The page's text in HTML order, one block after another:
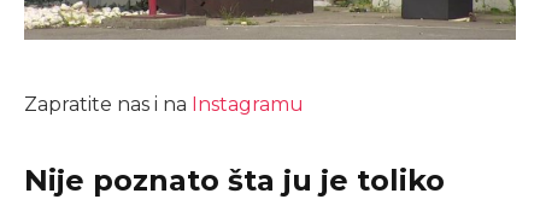
Zapratite nas i na Instagramu
Nije poznato šta ju je toliko